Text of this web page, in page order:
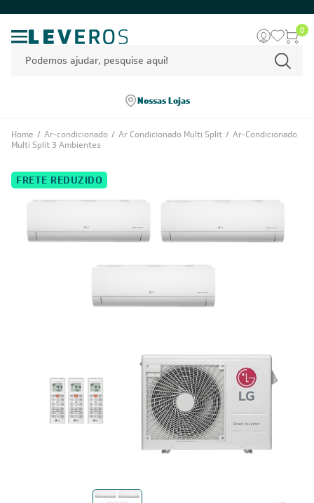
0
Nossas Lojas
Home / Ar-condicionado / Ar Condicionado Multi Split / Ar-Condicionado
Multi Split 3 Ambientes
FRETE REDUZIDO